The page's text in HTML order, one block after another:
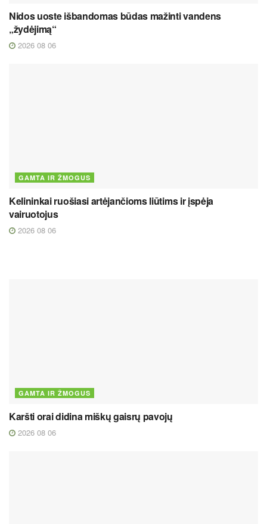
Nidos uoste išbandomas būdas mažinti vandens
„žydėjimą“
2026 08 06
GAMTA IR ŽMOGUS
Kelininkai ruošiasi artėjančioms liūtims ir įspėja
vairuotojus
2026 08 06
GAMTA IR ŽMOGUS
Karšti orai didina miškų gaisrų pavojų
2026 08 06